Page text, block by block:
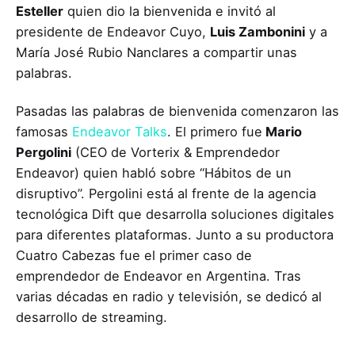
Esteller quien dio la bienvenida e invitó al
presidente de Endeavor Cuyo, Luis Zambonini y a
María José Rubio Nanclares a compartir unas
palabras.
Pasadas las palabras de bienvenida comenzaron las
famosas Endeavor Talks. El primero fue Mario
Pergolini (CEO de Vorterix & Emprendedor
Endeavor) quien habló sobre “Hábitos de un
disruptivo”. Pergolini está al frente de la agencia
tecnológica Dift que desarrolla soluciones digitales
para diferentes plataformas. Junto a su productora
Cuatro Cabezas fue el primer caso de
emprendedor de Endeavor en Argentina. Tras
varias décadas en radio y televisión, se dedicó al
desarrollo de streaming.